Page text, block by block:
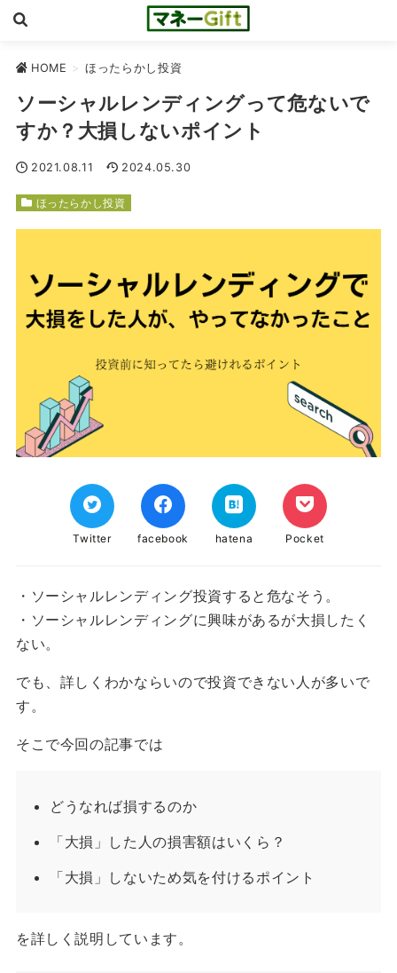
HOME > ほったらかし投資
ソーシャルレンディングって危ないで
すか？大損しないポイント
2021.08.11 2024.05.30
ほったらかし投資
Twitter facebook hatena Pocket
・ソーシャルレンディング投資すると危なそう。
・ソーシャルレンディングに興味があるが大損したく
ない。
でも、詳しくわかならいので投資できない人が多いで
す。
そこで今回の記事では
どうなれば損するのか
「大損」した人の損害額はいくら？
「大損」しないため気を付けるポイント
を詳しく説明しています。